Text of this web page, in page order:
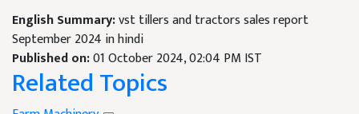
English Summary:vst tillers and tractors sales report
September 2024 in hindi
Published on:01 October 2024, 02:04 PM IST
Related Topics